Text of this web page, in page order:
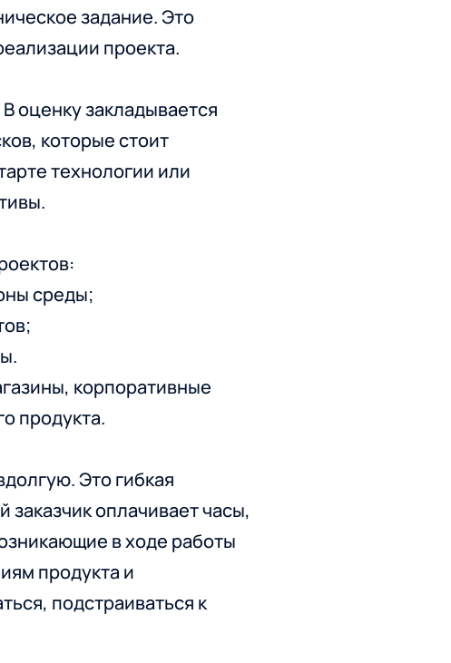
задание. Это
проекта.
оценку закладывается
которые стоит
технологии или
среды;
корпоративные
продукта.
Это гибкая
оплачивает часы,
в ходе работы
продукта и
подстраиваться к